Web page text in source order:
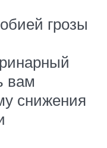
грозы
вам
снижения